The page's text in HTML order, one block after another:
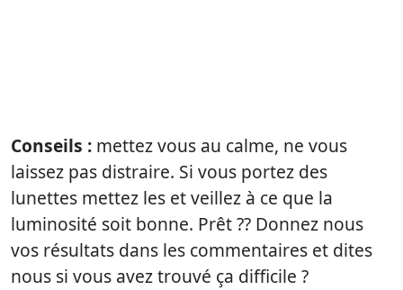
Conseils : mettez vous au calme, ne vous
laissez pas distraire. Si vous portez des
lunettes mettez les et veillez à ce que la
luminosité soit bonne. Prêt ?? Donnez nous
vos résultats dans les commentaires et dites
nous si vous avez trouvé ça difficile ?